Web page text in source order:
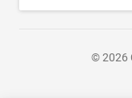
© 2026